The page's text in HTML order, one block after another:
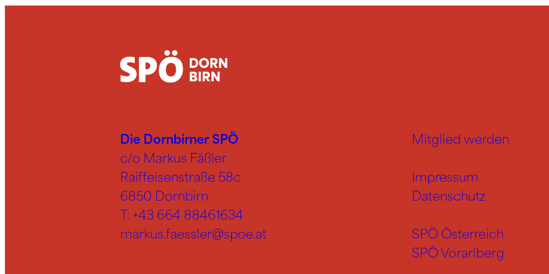
Die Dornbirner SPÖ
c/o Markus Fäßler
Raiffeisenstraße 58c
6850 Dornbirn
T: +43 664 88461634
markus.faessler@spoe.at
Mitglied werden
Impressum
Datenschutz
SPÖ Österreich
SPÖ Vorarlberg